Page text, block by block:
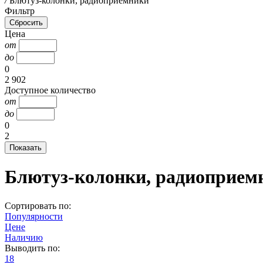
Фильтр
Цена
от
до
0
2 902
Доступное количество
от
до
0
2
Блютуз-колонки,
Сортировать по:
Популярности
Цене
Наличию
Выводить по:
18